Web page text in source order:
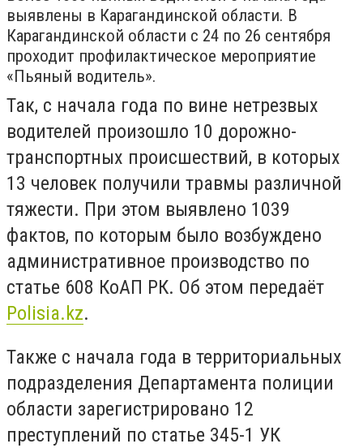
выявлены в Карагандинской области. В
Карагандинской области с 24 по 26 сентября
проходит профилактическое мероприятие
«Пьяный водитель».
Так, с начала года по вине нетрезвых
водителей произошло 10 дорожно-
транспортных происшествий, в которых
13 человек получили травмы различной
тяжести. При этом выявлено 1039
фактов, по которым было возбуждено
административное производство по
статье 608 КоАП РК. Об этом передаёт
Polisia.kz.
Также с начала года в территориальных
подразделения Департамента полиции
области зарегистрировано 12
преступлений по статье 345-1 УК